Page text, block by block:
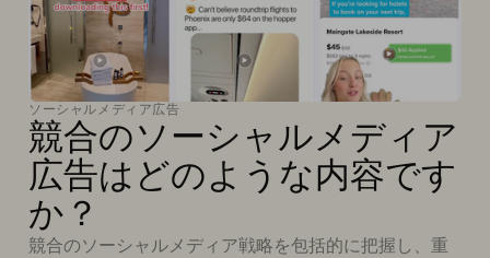
ソーシャルメディア広告
競合のソーシャルメディア
広告はどのような内容です
か？
競合のソーシャルメディア戦略を包括的に把握し、重